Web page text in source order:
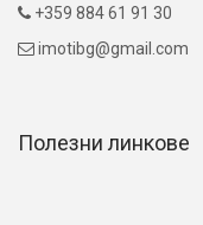
 +359 884 61 91 30
 imotibg@gmail.com
Полезни линкове